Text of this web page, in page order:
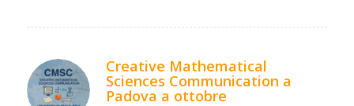
Creative Mathematical
Sciences Communication a
Padova a ottobre